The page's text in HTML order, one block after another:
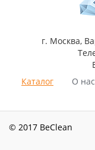
г. Москва,
Каталог
О нас
© 2017 BeClean